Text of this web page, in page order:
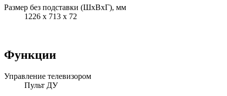
Размер без подставки (ШxВxГ), мм
1226 x 713 x 72
Функции
Управление телевизором
Пульт ДУ